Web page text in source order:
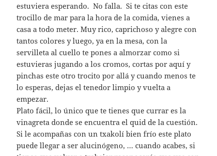
estuviera esperando. No falla. Si te citas con este
trocillo de mar para la hora de la comida, vienes a
casa a todo meter. Muy rico, caprichoso y alegre con
tantos colores y luego, ya en la mesa, con la
servilleta al cuello te pones a almorzar como si
estuvieras jugando a los cromos, cortas por aquí y
pinchas este otro trocito por allá y cuando menos te
lo esperas, dejas el tenedor limpio y vuelta a
empezar.
Plato fácil, lo único que te tienes que currar es la
vinagreta donde se encuentra el quid de la cuestión.
Si le acompañas con un txakolí bien frío este plato
puede llegar a ser alucinógeno, … cuando acabes, si